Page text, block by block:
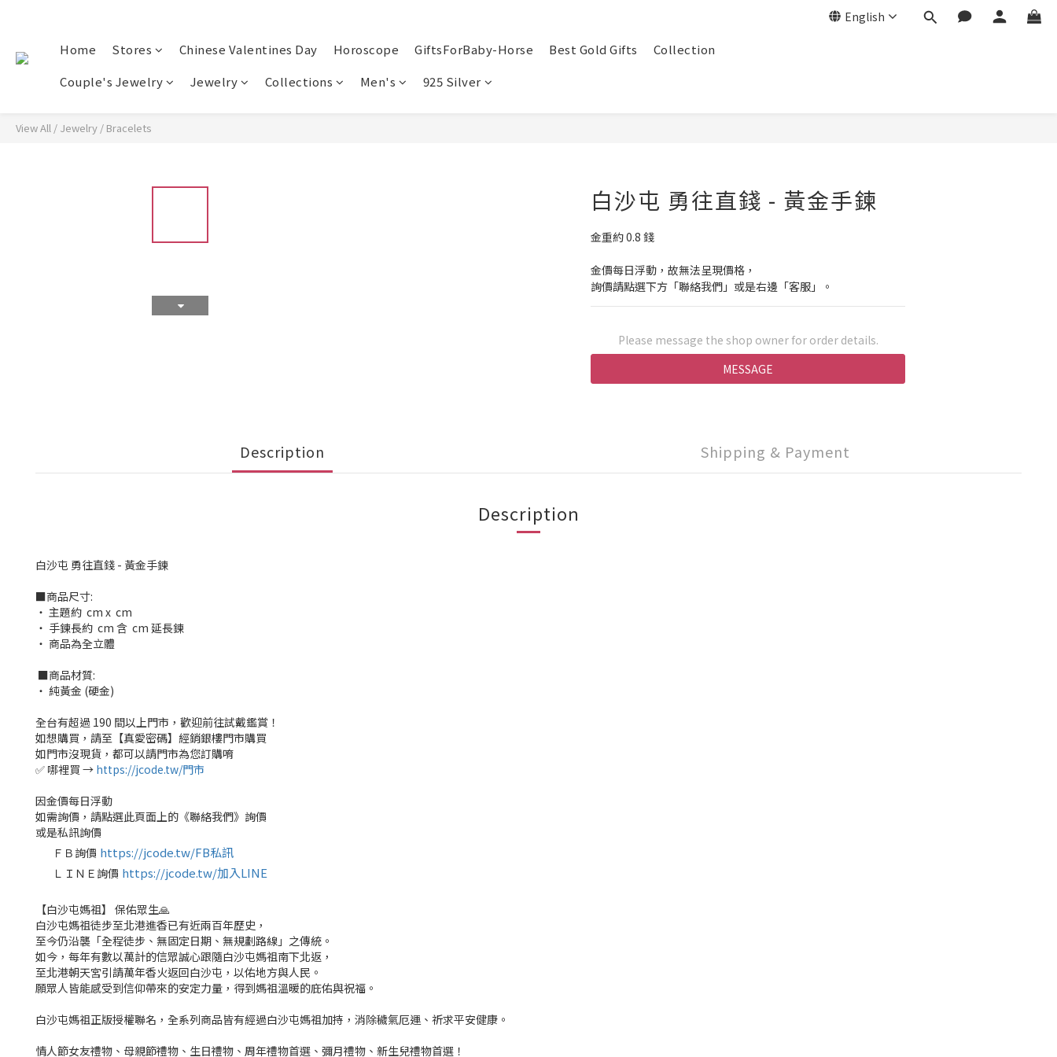
English
Home Stores Chinese Valentines Day Horoscope GiftsForBaby-Horse Best Gold Gifts
Collection
Couple's Jewelry
Jewelry Collections Men's 925 Silver
View All / Jewelry / Bracelets
白沙屯 勇往直錢 - 黃金手鍊
金重約 0.8 錢
金價每日浮動，故無法呈現價格，
詢價請點選下方「聯絡我們」或是右邊「客服」。
Please message the shop owner for order details.
MESSAGE
Description Shipping & Payment
Description
白沙屯 勇往直錢 - 黃金手鍊
■商品尺寸:
‧ 主題約 cm x cm
‧ 手鍊長約 cm 含 cm 延長鍊
‧ 商品為全立體
■商品材質:
‧ 純黃金 (硬金)
全台有超過 190 間以上門市，歡迎前往試戴鑑賞！
如想購買，請至【真愛密碼】經銷銀樓門市購買
如門市沒現貨，都可以請門市為您訂購唷
✅ 哪裡買 → https://jcode.tw/門市
因金價每日浮動
如需詢價，請點選此頁面上的《聯絡我們》詢價
或是私訊詢價
ＦＢ詢價 https://jcode.tw/FB私訊
ＬＩＮＥ詢價 https://jcode.tw/加入LINE
【白沙屯媽祖】 保佑眾生🙏
白沙屯媽祖徒步至北港進香已有近兩百年歷史，
至今仍沿襲「全程徒步、無固定日期、無規劃路線」之傳統。
如今，每年有數以萬計的信眾誠心跟隨白沙屯媽祖南下北返，
至北港朝天宮引請萬年香火返回白沙屯，以佑地方與人民。
願眾人皆能感受到信仰帶來的安定力量，得到媽祖溫暖的庇佑與祝福。
白沙屯媽祖正版授權聯名，全系列商品皆有經過白沙屯媽祖加持，消除穢氣厄運、祈求平安健康。
情人節女友禮物、母親節禮物、生日禮物、周年禮物首選、彌月禮物、新生兒禮物首選！